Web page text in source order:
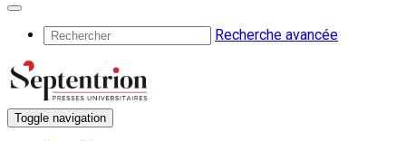
Recherche avancée
Toggle navigation